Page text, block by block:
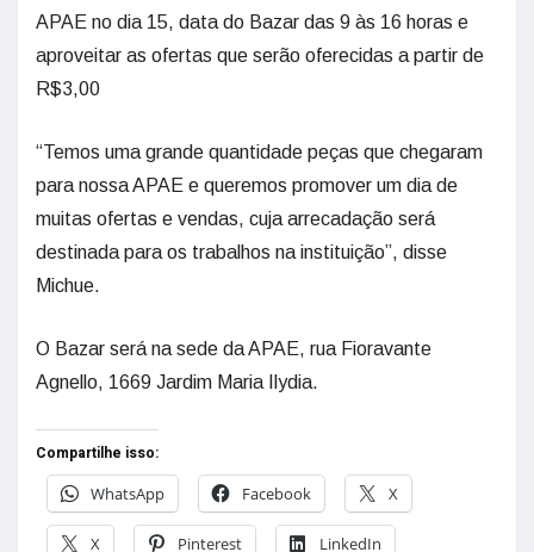
APAE no dia 15, data do Bazar das 9 às 16 horas e
aproveitar as ofertas que serão oferecidas a partir de
R$3,00
“Temos uma grande quantidade peças que chegaram
para nossa APAE e queremos promover um dia de
muitas ofertas e vendas, cuja arrecadação será
destinada para os trabalhos na instituição”, disse
Michue.
O Bazar será na sede da APAE, rua Fioravante
Agnello, 1669 Jardim Maria Ilydia.
Compartilhe isso:
WhatsApp
Facebook X
X Pinterest LinkedIn